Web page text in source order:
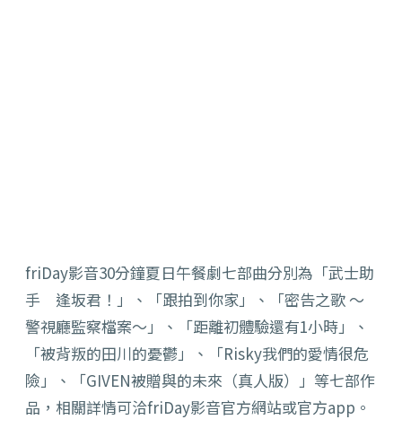
friDay影音30分鐘夏日午餐劇七部曲分別為「武士助
手 逢坂君！」、「跟拍到你家」、「密告之歌 ～
警視廳監察檔案～」、「距離初體驗還有1小時」、
「被背叛的田川的憂鬱」、「Risky我們的愛情很危
險」、「GIVEN被贈與的未來（真人版）」等七部作
品，相關詳情可洽friDay影音官方網站或官方app。